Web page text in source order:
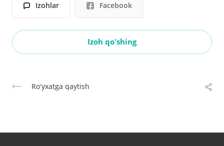
Izohlar Facebook
Izoh qo'shing
Roʻyxatga qaytish